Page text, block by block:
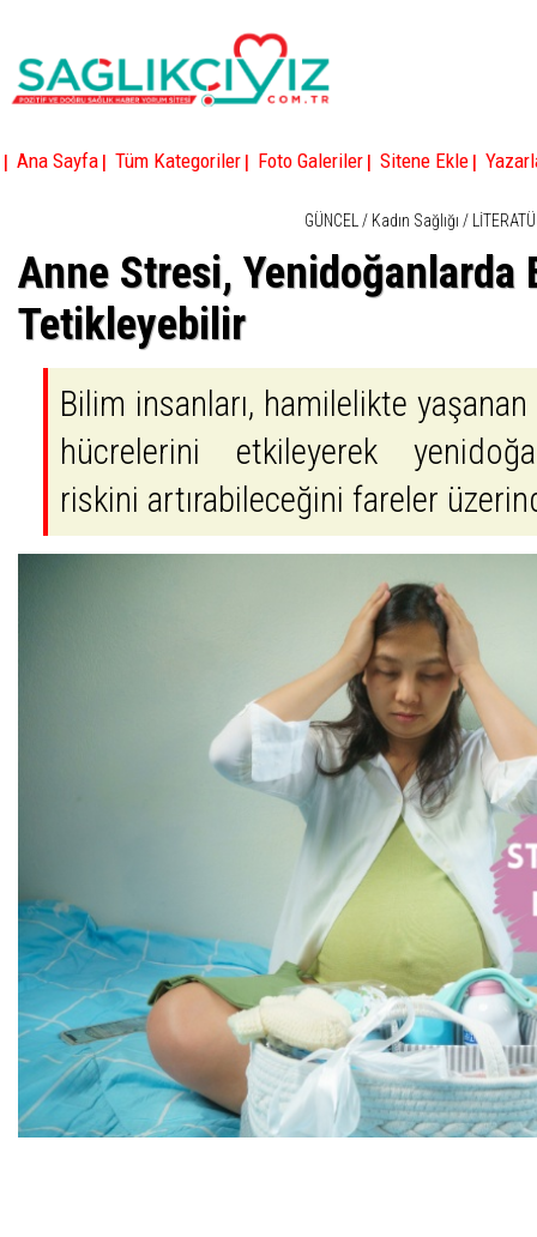
| Ana Sayfa | Tüm Kategoriler | Foto Galeriler | Sitene Ekle |
GÜNCEL / Kadın Sağlığı /
Anne Stresi, Yenidoğanlarda
Tetikleyebilir
Bilim insanları, hamilelikte yaşanan
hücrelerini etkileyerek
riskini artırabileceğini fareler